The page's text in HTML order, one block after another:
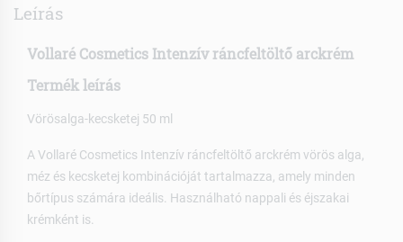
Leírás
Vollaré Cosmetics Intenzív ráncfeltöltő arckrém
Termék leírás
Vörösalga-kecsketej 50 ml
A Vollaré Cosmetics Intenzív ráncfeltöltő arckrém vörös alga,
méz és kecsketej kombinációját tartalmazza, amely minden
bőrtípus számára ideális. Használható nappali és éjszakai
krémként is.